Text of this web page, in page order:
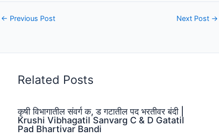
← Previous Post Next Post →
Related Posts
कृषी विभागातील संवर्ग क, ड गटातील पद भरतीवर बंदी |
Krushi Vibhagatil Sanvarg C & D Gatatil
Pad Bhartivar Bandi